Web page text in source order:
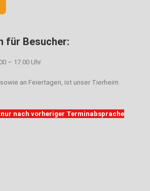
für Besucher:
– 17.00 Uhr
an Feiertagen, ist unser Tierheim
nach vorheriger Terminabsprache